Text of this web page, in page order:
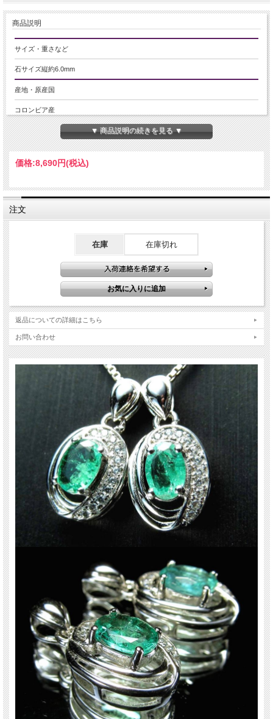
商品説明
サイズ・重さなど
石サイズ縦約6.0mm
産地・原産国
コロンビア産
グレードなど
5A
エメラルドペンダントトップ
商品説明
宝石質エメラルドのペンダントトップが入荷致しました！！
Silver925製のジュエリーで、ハイクォリティーの天然石を使用しています。
透明なジルコニア装飾が施されたデザインで、高級感がありながら大変お買い得
な価格での販売です。
ご注意事項
※サイズは目安です。 細かな誤差が出る場合があります。
※トップの金具部分はロットごとに仕様がかわる事がございます。
※出来る限り自然な色みになるよう撮影を心がけておりますが、お使いのディス
プレイ環境によって表示される色みに差が出る場合があります。 ご了承くださ
天然石ですので多少の傷、クラックはあります。宜しくお願い致します。
最後にあなたに幸福が訪れますように(*^_^*)
天然石 パワーストーン 海外直輸入 バイヤー厳選 プレゼント ギフト メンズ レデ
ィース 卸し 卸価格 実店舗 ハンドメイド サイズ直し コムローズ comrose vip-ac
▼ 商品説明の続きを見る ▼
価格:8,690円(税込)
注文
在庫 在庫切れ
返品についての詳細はこちら
お問い合わせ